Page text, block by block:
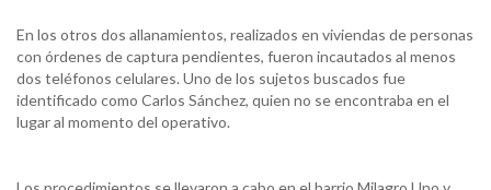
En los otros dos allanamientos, realizados en viviendas de personas
con órdenes de captura pendientes, fueron incautados al menos
dos teléfonos celulares. Uno de los sujetos buscados fue
identificado como Carlos Sánchez, quien no se encontraba en el
lugar al momento del operativo.